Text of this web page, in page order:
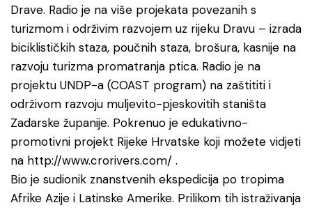
Drave. Radio je na više projekata povezanih s
turizmom i održivim razvojem uz rijeku Dravu – izrada
biciklističkih staza, poučnih staza, brošura, kasnije na
razvoju turizma promatranja ptica. Radio je na
projektu UNDP-a (COAST program) na zaštititi i
održivom razvoju muljevito-pjeskovitih staništa
Zadarske županije. Pokrenuo je edukativno-
promotivni projekt Rijeke Hrvatske koji možete vidjeti
na http://www.crorivers.com/ .
Bio je sudionik znanstvenih ekspedicija po tropima
Afrike Azije i Latinske Amerike. Prilikom tih istraživanja